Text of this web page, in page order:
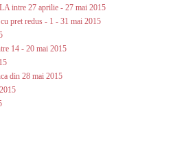
intre 27 aprilie - 27 mai 2015
pret redus - 1 - 31 mai 2015
14 - 20 mai 2015
din 28 mai 2015